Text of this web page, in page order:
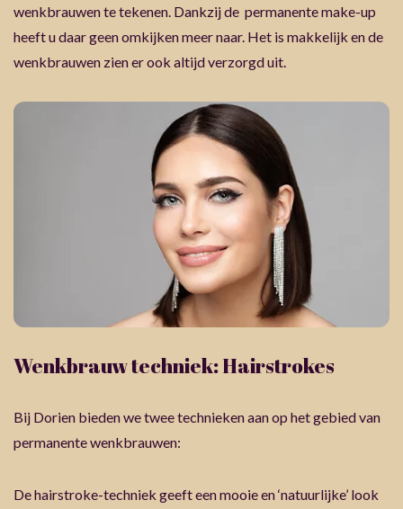
wenkbrauwen te tekenen. Dankzij de permanente make-up
heeft u daar geen omkijken meer naar. Het is makkelijk en de
wenkbrauwen zien er ook altijd verzorgd uit.
Wenkbrauw techniek: Hairstrokes
Bij Dorien bieden we twee technieken aan op het gebied van
permanente wenkbrauwen:
De hairstroke-techniek geeft een mooie en ‘natuurlijke’ look